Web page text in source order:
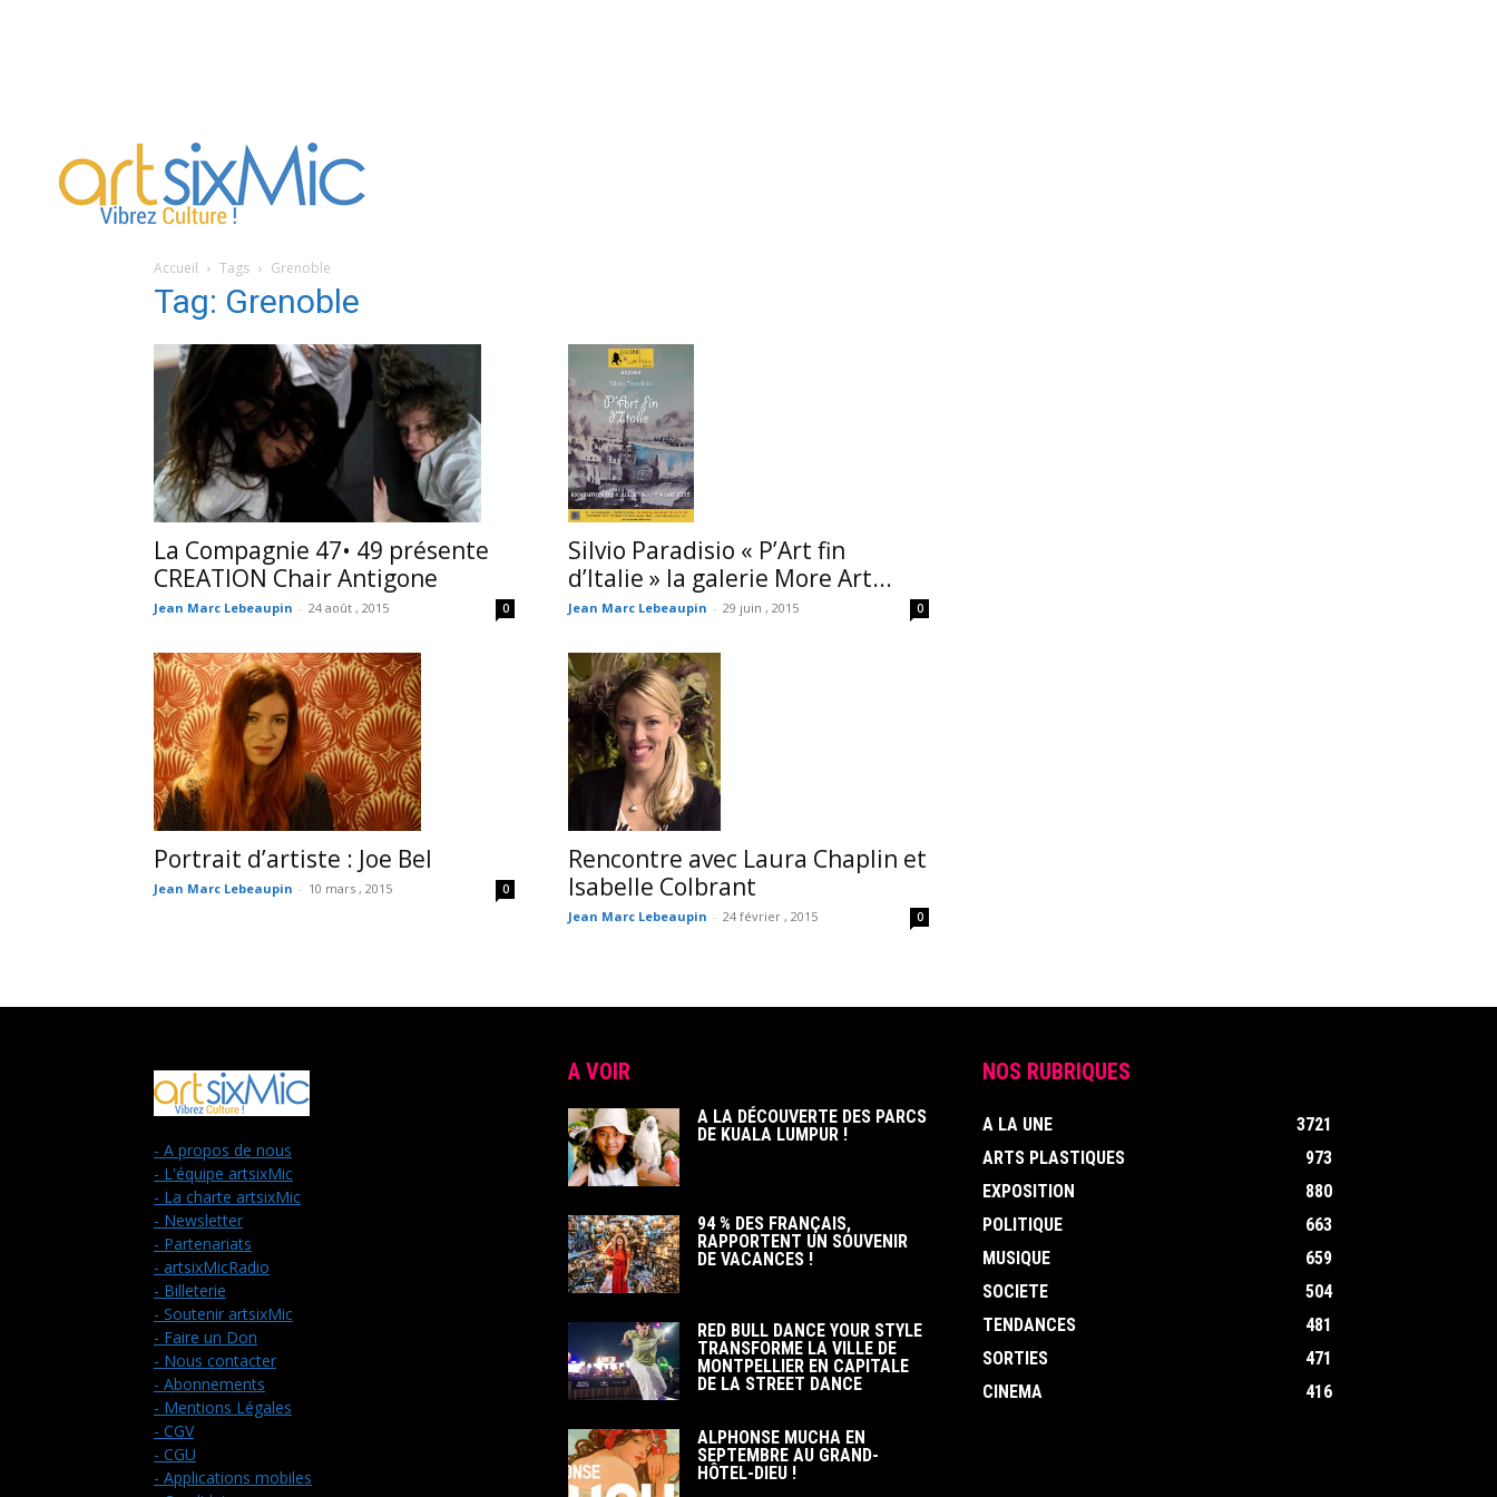
artsixMic
Accueil Tags Grenoble
Tag: Grenoble
La Compagnie 47• 49 présente
CREATION Chair Antigone
Jean Marc Lebeaupin - 24 août , 2015 0
Silvio Paradisio « P’Art fin
d’Italie » la galerie More Art...
Jean Marc Lebeaupin - 29 juin , 2015 0
Portrait d’artiste : Joe Bel
Jean Marc Lebeaupin - 10 mars , 2015 0
Rencontre avec Laura Chaplin et
Isabelle Colbrant
Jean Marc Lebeaupin - 24 février , 2015 0
- A propos de nous
- L'équipe artsixMic
- La charte artsixMic
- Newsletter
- Partenariats
- artsixMicRadio
- Billeterie
- Soutenir artsixMic
- Faire un Don
- Nous contacter
- Abonnements
- Mentions Légales
- CGV
- CGU
- Applications mobiles
A VOIR
A LA DÉCOUVERTE DES PARCS
DE KUALA LUMPUR !
94 % DES FRANÇAIS,
RAPPORTENT UN SOUVENIR
DE VACANCES !
RED BULL DANCE YOUR STYLE
TRANSFORME LA VILLE DE
MONTPELLIER EN CAPITALE
DE LA STREET DANCE
ALPHONSE MUCHA EN
SEPTEMBRE AU GRAND-
HÔTEL-DIEU !
NOS RUBRIQUES
A LA UNE
3721
ARTS PLASTIQUES
973
EXPOSITION
880
POLITIQUE
663
MUSIQUE
659
SOCIETE
504
TENDANCES
481
SORTIES
471
CINEMA
416